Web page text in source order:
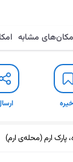
مکان‌های مشابه
پارک ارم (محله‌ی ارم)